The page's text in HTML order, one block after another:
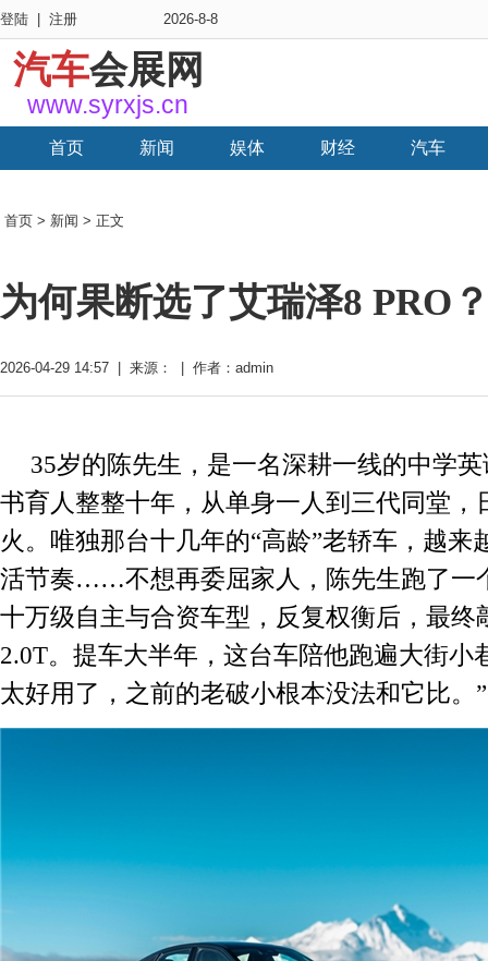
登陆 注册 2026-8-8
汽车会展网
www.syrxjs.cn
首页 新闻 娱体 财经 汽车
首页 > 新闻 > 正文
为何果断选了艾瑞泽8 PRO
2026-04-29 14:57 | 来源： | 作者：admin
35岁的陈先生，是一名深耕一线的中学
书育人整整十年，从单身一人到三代同堂，
火。唯独那台十几年的“高龄”老轿车，越来
活节奏……不想再委屈家人，陈先生跑了一
十万级自主与合资车型，反复权衡后，最终
2.0T。提车大半年，这台车陪他跑遍大街小
太好用了，之前的老破小根本没法和它比。”